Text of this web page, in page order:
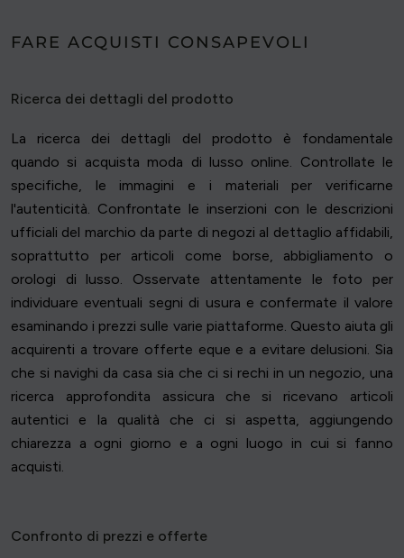
FARE ACQUISTI CONSAPEVOLI
Ricerca dei dettagli del prodotto
La ricerca dei dettagli del prodotto è fondamentale
quando si acquista moda di lusso online. Controllate le
specifiche, le immagini e i materiali per verificarne
l'autenticità. Confrontate le inserzioni con le descrizioni
ufficiali del marchio da parte di negozi al dettaglio affidabili,
soprattutto per articoli come borse, abbigliamento o
orologi di lusso. Osservate attentamente le foto per
individuare eventuali segni di usura e confermate il valore
esaminando i prezzi sulle varie piattaforme. Questo aiuta gli
acquirenti a trovare offerte eque e a evitare delusioni. Sia
che si navighi da casa sia che ci si rechi in un negozio, una
ricerca approfondita assicura che si ricevano articoli
autentici e la qualità che ci si aspetta, aggiungendo
chiarezza a ogni giorno e a ogni luogo in cui si fanno
acquisti.
Confronto di prezzi e offerte